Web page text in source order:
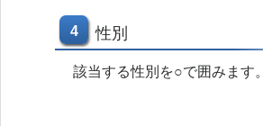
4 性別
該当する性別を○で囲みます。